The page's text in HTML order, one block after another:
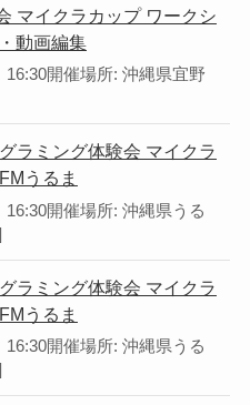
マイクラカップ ワークシ
動画編集
16:30開催場所: 沖縄県宜野
ラミング体験会 マイクラ
うるま
16:30開催場所: 沖縄県うる
ラミング体験会 マイクラ
うるま
16:30開催場所: 沖縄県うる